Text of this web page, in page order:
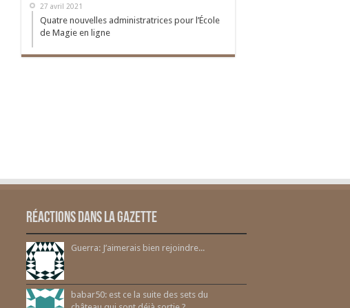
27 avril 2021
Quatre nouvelles administratrices pour l’École
de Magie en ligne
Réactions dans la gazette
Guerra: J’aimerais bien rejoindre...
babar50: est ce la suite des sets du